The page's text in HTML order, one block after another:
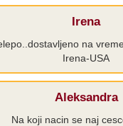
Irena
na
Irena-USA
Aleksandra
Na koji nacin se naj